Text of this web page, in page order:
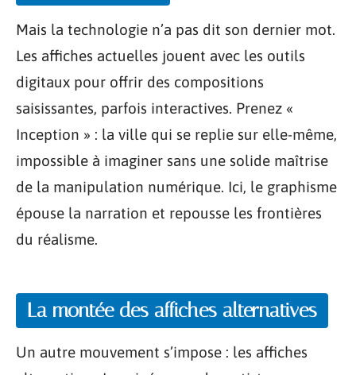
Mais la technologie n’a pas dit son dernier mot.
Les affiches actuelles jouent avec les outils
digitaux pour offrir des compositions
saisissantes, parfois interactives. Prenez «
Inception » : la ville qui se replie sur elle-même,
impossible à imaginer sans une solide maîtrise
de la manipulation numérique. Ici, le graphisme
épouse la narration et repousse les frontières
du réalisme.
La montée des affiches alternatives
Un autre mouvement s’impose : les affiches